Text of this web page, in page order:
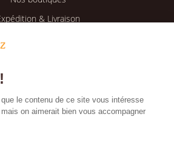
le contenu de ce site vous intéresse
on aimerait bien vous accompagner
& Livraison
& Remboursement
Mon compte
Mes informations